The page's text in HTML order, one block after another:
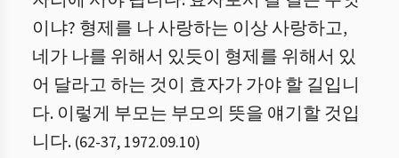
이냐? 형제를 나 사랑하는 이상 사랑하고,
네가 나를 위해서 있듯이 형제를 위해서 있
어 달라고 하는 것이 효자가 가야 할 길입니
다. 이렇게 부모는 부모의 뜻을 얘기할 것입
니다. (62-37, 1972.09.10)